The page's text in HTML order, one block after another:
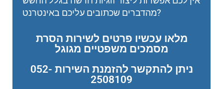
מהדברים שכתובים עליכם באינטרנט?
מלאו עכשיו פרטים לשירות הסרת
מסמכים משפטיים מגוגל
ניתן להתקשר להזמנת השירות 052-
2508109